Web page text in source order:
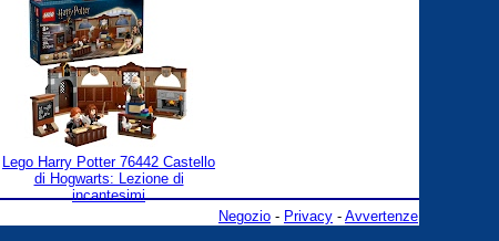
Lego Harry Potter 76442 Castello
di Hogwarts: Lezione di
incantesimi
Negozio - Privacy - Avvertenze